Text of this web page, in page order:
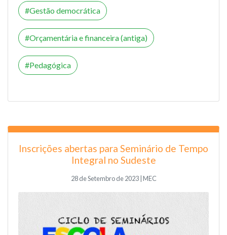
Gestão democrática
Orçamentária e financeira (antiga)
Pedagógica
Inscrições abertas para Seminário de Tempo
Integral no Sudeste
28 de Setembro de 2023 | MEC